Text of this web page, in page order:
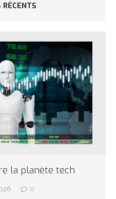
RÉCENTS
la planète tech
0